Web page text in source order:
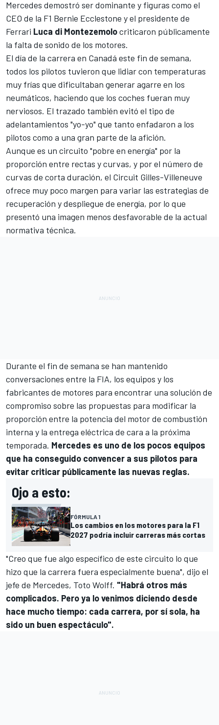
Mercedes demostró ser dominante y figuras como el
CEO de la F1 Bernie Ecclestone y el presidente de
Ferrari Luca di Montezemolocriticaron públicamente
la falta de sonido de los motores.
El día de la carrera en Canadá este fin de semana,
todos los pilotos tuvieron que lidiar con temperaturas
muy frías que dificultaban generar agarre en los
neumáticos, haciendo que los coches fueran muy
nerviosos. El trazado también evitó el tipo de
adelantamientos "yo-yo" que tanto enfadaron a los
pilotos como a una gran parte de la afición.
Aunque es un circuito "pobre en energía" por la
proporción entre rectas y curvas, y por el número de
curvas de corta duración, el Circuit Gilles-Villeneuve
ofrece muy poco margen para variar las estrategias de
recuperación y despliegue de energía, por lo que
presentó una imagen menos desfavorable de la actual
normativa técnica.
Durante el fin de semana se han mantenido
conversaciones entre la FIA, los equipos y los
fabricantes de motores para encontrar una solución de
compromiso sobre las propuestas para modificar la
proporción entre la potencia del motor de combustión
interna y la entrega eléctrica de cara a la próxima
temporada. Mercedes es uno de los pocos equipos
que ha conseguido convencer a sus pilotos para
evitar criticar públicamente las nuevas reglas.
Ojo a esto:
FÓRMULA 1
Los cambios en los motores para la F1
2027 podría incluir carreras más cortas
"Creo que fue algo específico de este circuito lo que
hizo que la carrera fuera especialmente buena", dijo el
jefe de Mercedes, Toto Wolff. "Habrá otros más
complicados. Pero ya lo venimos diciendo desde
hace mucho tiempo: cada carrera, por sí sola, ha
sido un buen espectáculo".